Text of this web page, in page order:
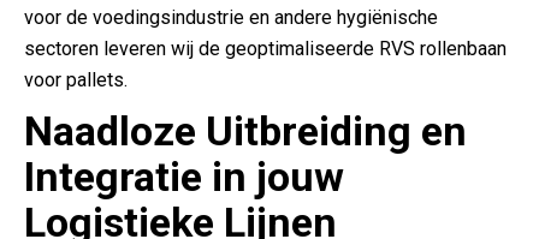
voor de voedingsindustrie en andere hygiënische
sectoren leveren wij de geoptimaliseerde RVS rollenbaan
voor pallets.
Naadloze Uitbreiding en
Integratie in jouw
Logistieke Lijnen